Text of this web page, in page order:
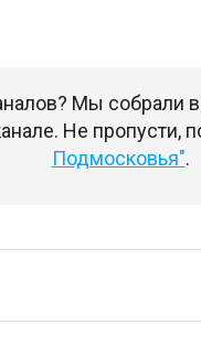
Мы
Не пропусти,
Подмосковья".